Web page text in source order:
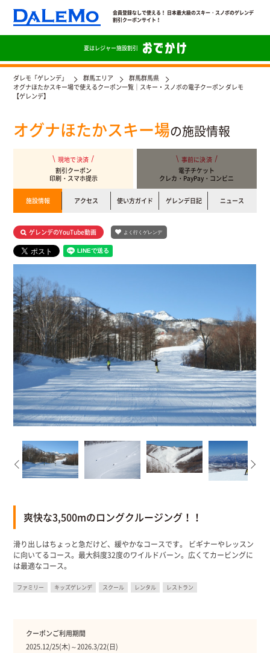
会員登録なしで使える！ 日本最大級のスキー・スノボのゲレンデ
割引クーポンサイト！
夏はレジャー施設割引
ダレモ「ゲレンデ」 群馬エリア
群馬群馬県
オグナほたかスキー場で使えるクーポン一覧｜スキー・スノボの電子クーポン ダレモ
【ゲレンデ】
オグナほたかスキー場の施設情報
現地で決済
割引クーポン
印刷・スマホ提示
事前に決済
電子チケット
クレカ・PayPay・コンビニ
施設情報 アクセス 使い方ガイド ゲレンデ日記 ニュース
ゲレンデのYouTube動画 よく行くゲレンデ
爽快な3,500mのロングクルージング！！
滑り出しはちょっと急だけど、緩やかなコースです。 ビギナーやレッスン
に向いてるコース。最大斜度32度のワイルドバーン。広くてカービングに
は最適なコース。
ファミリー キッズゲレンデ スクール レンタル レストラン
クーポンご利用期間
2025.12/25(木)～2026.3/22(日)